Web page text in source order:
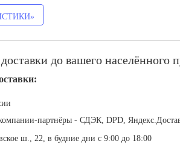
до вашего населённого
партнёры - СДЭК, DPD,
ш., 22, в будние дни с 9:00 до 18:00